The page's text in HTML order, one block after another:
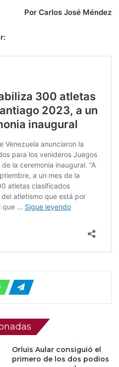
Por Carlos José Méndez
Orluis Aular consiguió el
primero de los dos podios